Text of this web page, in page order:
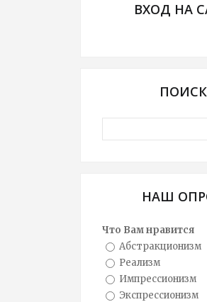
ВХОД НА
ПОИСК
НАШ
Что Вам нравится
Абстракционизм
Реализм
Импрессионизм
Экспрессионизм